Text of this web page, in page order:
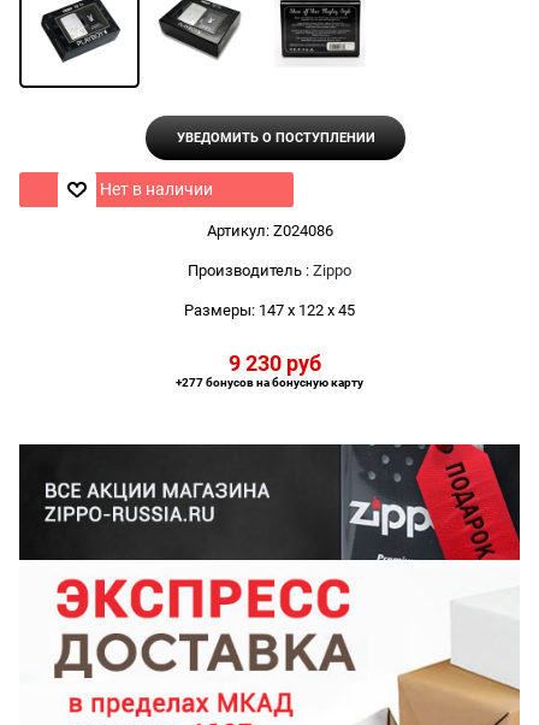
УВЕДОМИТЬ О ПОСТУПЛЕНИИ
Нет в наличии
Артикул: Z024086
Производитель : Zippo
Размеры: 147 x 122 x 45
9 230 руб
+277 бонусов на бонусную карту